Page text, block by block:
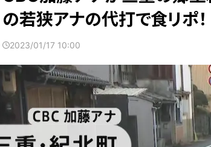
の若狭アナの代打で食リポ！
2023/01/17 10:00